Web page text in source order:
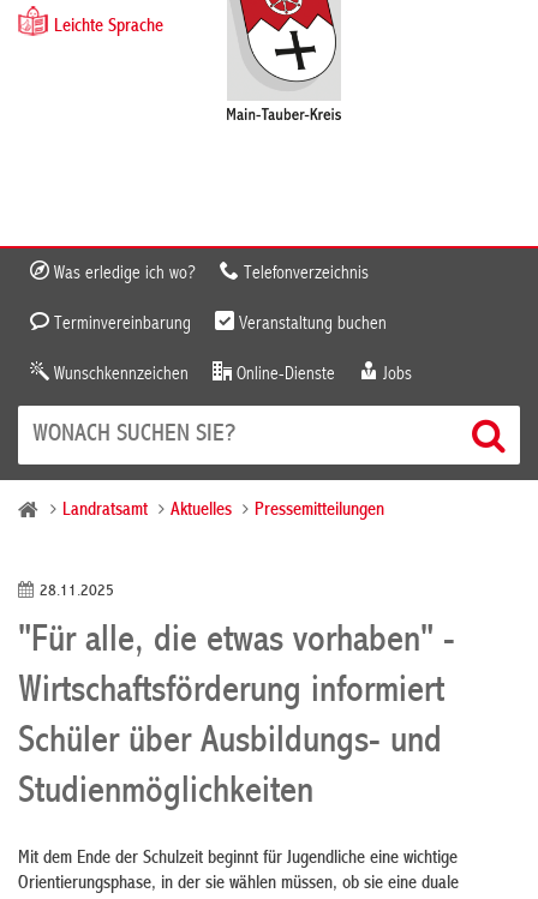
Leichte Sprache
Was erledige ich wo? Telefonverzeichnis
Terminvereinbarung Veranstaltung buchen
Wunschkennzeichen Online-Dienste Jobs
Landratsamt Aktuelles Pressemitteilungen
28.11.2025
"Für alle, die etwas vorhaben" -
Wirtschaftsförderung informiert
Schüler über Ausbildungs- und
Studienmöglichkeiten
Mit dem Ende der Schulzeit beginnt für Jugendliche eine wichtige
Orientierungsphase, in der sie wählen müssen, ob sie eine duale